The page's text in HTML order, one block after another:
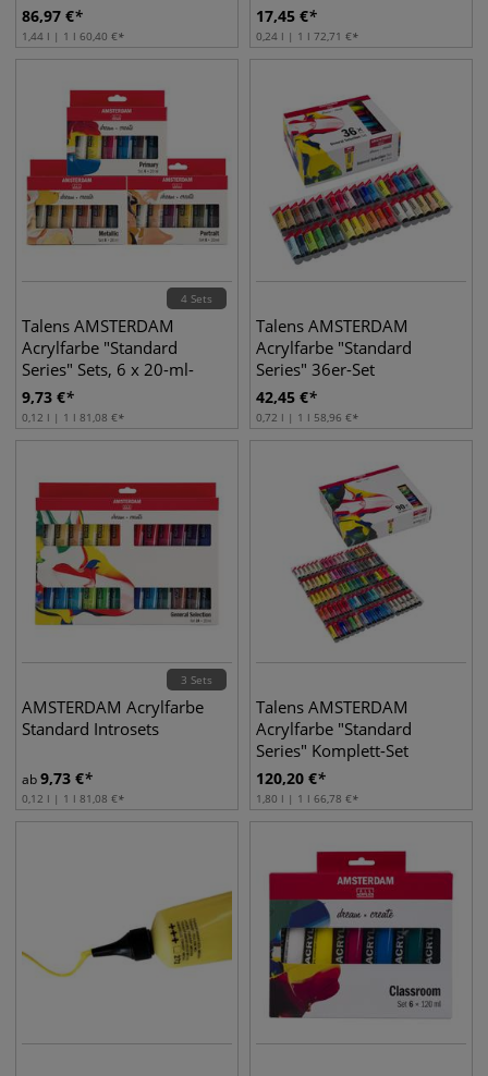
86,97 €
1,44 l | 1 l 60,40 €
17,45 €
0,24 l | 1 l 72,71 €
4 Sets
Talens AMSTERDAM
Acrylfarbe "Standard
Series" Sets, 6 x 20-ml-
Tuben
9,73 €
0,12 l | 1 l 81,08 €
Talens AMSTERDAM
Acrylfarbe "Standard
Series" 36er-Set
42,45 €
0,72 l | 1 l 58,96 €
3 Sets
AMSTERDAM Acrylfarbe
Standard Introsets
ab9,73 €
0,12 l | 1 l 81,08 €
Talens AMSTERDAM
Acrylfarbe "Standard
Series" Komplett-Set
120,20 €
1,80 l | 1 l 66,78 €